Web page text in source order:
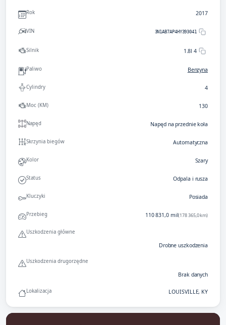
Rok 2017
VIN 3N1AB7AP4HY393041
Silnik 1.8l 4
Paliwo Benzyna
Cylindry 4
Moc (KM) 130
Napęd Napęd na przednie koła
Skrzynia biegów Automatyczna
Kolor Szary
Status Odpala i rusza
Kluczyki Posiada
Przebieg 110 831,0 mil(178 365,0 km)
Uszkodzenia główne
Drobne uszkodzenia
Uszkodzenia drugorzędne
Brak danych
Lokalizacja LOUISVILLE, KY